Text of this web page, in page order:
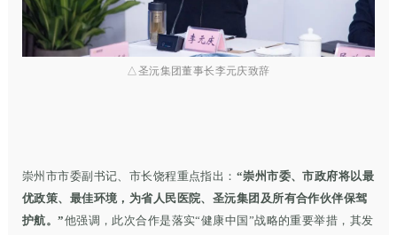
△圣沅集团董事长李元庆致辞
崇州市市委副书记、市长饶程重点指出： “崇州市委、市政府将以最
优政策、最佳环境，为省人民医院、圣沅集团及所有合作伙伴保驾
护航。”他强调，此次合作是落实“健康中国”战略的重要举措，其发